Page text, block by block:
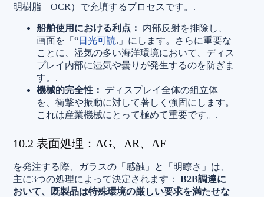
明樹脂—OCR）で充填するプロセスです。.
船舶使用における利点：
内部反射を排除し、
画面を「“日光可読.」にします。さらに重要な
ことに、湿気の多い海洋環境において、ディス
プレイ内部に湿気や曇りが発生するのを防ぎま
す。.
機械的完全性：
ディスプレイ全体の組立体
を、衝撃や振動に対して著しく強固にします。
これは産業機械にとって極めて重要です。.
10.2 表面処理：AG、AR、AF
を発注する際、ガラスの「感触」と「明瞭さ」は、
主に3つの処理によって決定されます： B2B調達に
おいて、既製品は特殊環境の厳しい要求を満たせな